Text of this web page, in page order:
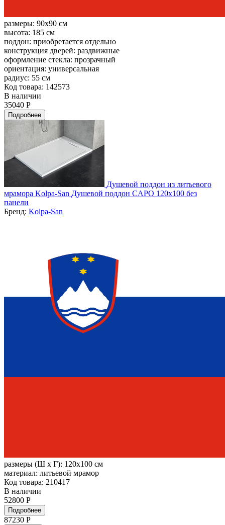
размеры: 90x90 см
высота: 185 см
поддон: приобретается отдельно
конструкция дверей: раздвижные
оформление стекла: прозрачный
ориентация: универсальная
радиус: 55 см
Код товара: 142573
В наличии
35040 Р
Подробнее
Душевой поддон из литьевого
мрамора Kolpa-San Душевой поддон CAPO 120x100 без
панели
Бренд: Kolpa-San
размеры (Ш х Г): 120x100 см
материал: литьевой мрамор
Код товара: 210417
В наличии
52800 Р
Подробнее
87230 Р